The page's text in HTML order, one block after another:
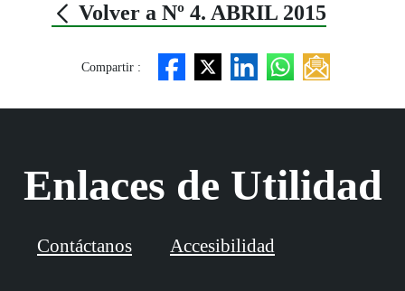
Volver a Nº 4. ABRIL 2015
Compartir :
Enlaces de Utilidad
Contáctanos Accesibilidad